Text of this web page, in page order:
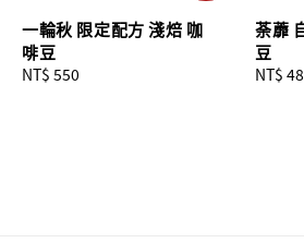
一輪秋 限定配方 淺焙 咖
啡豆
Regular
NT$ 550
荼蘼
豆
NT$